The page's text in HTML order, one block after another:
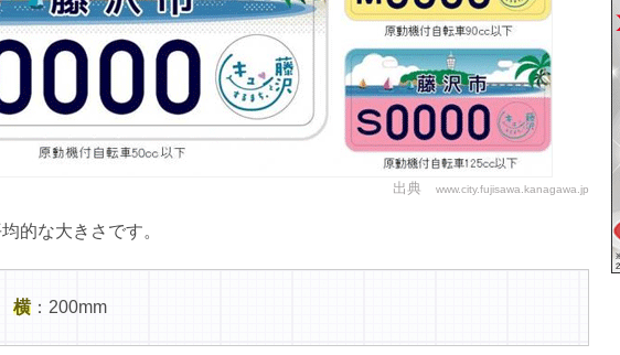
出典 www.city.fujisawa.kanagawa.jp
的な大きさです。
横：200mm